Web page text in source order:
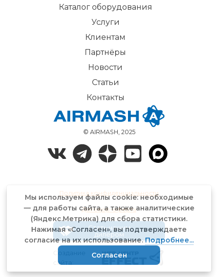
© AIRMASH, 2025
Каталог оборудования
Услуги
Клиентам
Партнёры
Новости
Статьи
Контакты
Политика конфиденциальности
Договор-оферта
Стать нашим
дилером
сайта:
Мы используем файлы cookie: необходимые
— для работы сайта, а также аналитические
(Яндекс.Метрика) для сбора статистики.
Нажимая «Согласен», вы подтверждаете
согласие на их использование.Подробнее...
Согласен